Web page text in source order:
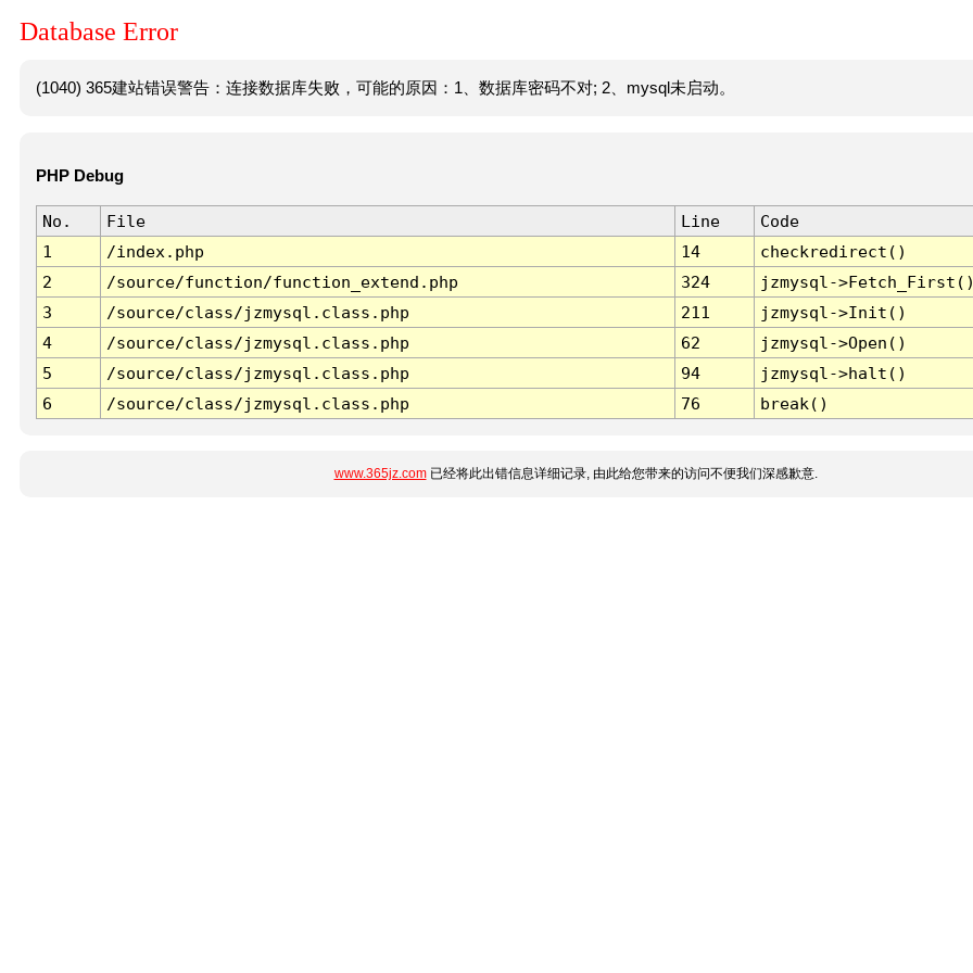
Database Error
(1040) 365建站错误警告：连接数据库失败，可能的原因：1、数据库密码不对; 2、mysql未启动。
PHP Debug
No. File Line
Code
1
/index.php 14
checkredirect()
2
/source/function/function_extend.php 324
jzmysql-
3
/source/class/jzmysql.class.php 211
jzmysql->Init()
4
/source/class/jzmysql.class.php 62
jzmysql->Open()
5
/source/class/jzmysql.class.php 94
jzmysql->halt()
6
/source/class/jzmysql.class.php 76 break()
www.365jz.com已经将此出错信息详细记录, 由此给您带来的访问不便我们深感歉意.